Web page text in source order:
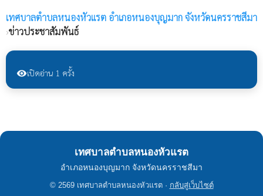
เทศบาลตำบลหนองหัวแรต อำเภอหนองบุญมาก จังหวัดนครราชสีมา
›ข่าวประชาสัมพันธ์
visibilityเปิดอ่าน 1 ครั้ง
เทศบาลตำบลหนองหัวแรต
อำเภอหนองบุญมาก จังหวัดนครราชสีมา
© 2569 เทศบาลตำบลหนองหัวแรต · กลับสู่เว็บไซต์